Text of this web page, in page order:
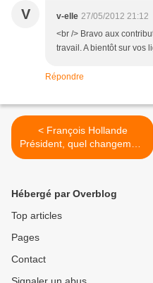
V v-elle 27/05/2012 21:12
<br /> Bravo aux
travail. A bientôt sur vos
Répondre
< François Hollande
Président, quel changement
pour le logement ?
Hébergé par Overblog
Top articles
Pages
Contact